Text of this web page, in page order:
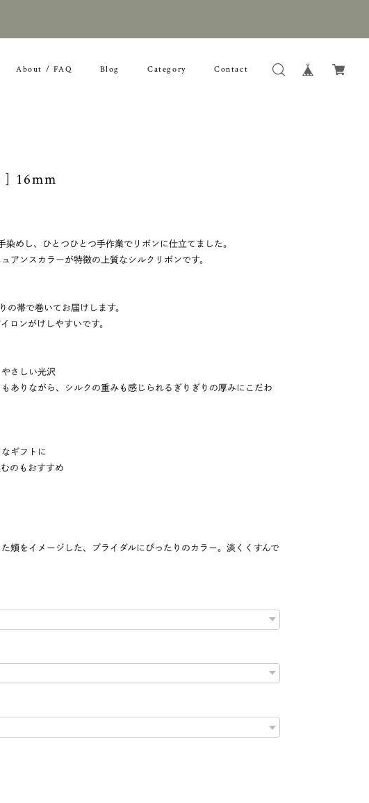
About / FAQ Blog Category Contact
16mm
染めし、ひとつひとつ手作業でリボンに仕立てました。
アンスカラーが特徴の上質なシルクリボンです。
の帯で巻いてお届けします。
ロンがけしやすいです。
さしい光沢
ありながら、シルクの重みも感じられるぎりぎりの厚みにこだわ
ギフトに
のもおすすめ
頬をイメージした、ブライダルにぴったりのカラー。淡くくすんで